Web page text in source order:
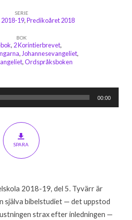
SERIE
19,Predikoåret 2018
BOK
, 2 Korintierbrevet,
,Johannesevangeliet,
,Ordspråksboken
00:00
SPARA
2018-19, del 5. Tyvärr är
själva bibelstudiet — det uppstod
strax efter inledningen —